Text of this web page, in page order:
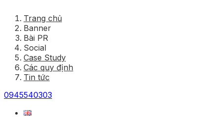
Trang chủ
Banner
Bài PR
Social
Case Study
Các quy định
Tin tức
0945540303